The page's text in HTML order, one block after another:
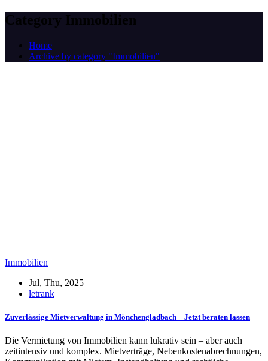
Category Immobilien
Home
Archive by category "Immobilien"
Immobilien
Jul, Thu, 2025
letrank
Zuverlässige Mietverwaltung in Mönchengladbach – Jetzt beraten lassen
Die Vermietung von Immobilien kann lukrativ sein – aber auch
zeitintensiv und komplex. Mietverträge, Nebenkostenabrechnungen,